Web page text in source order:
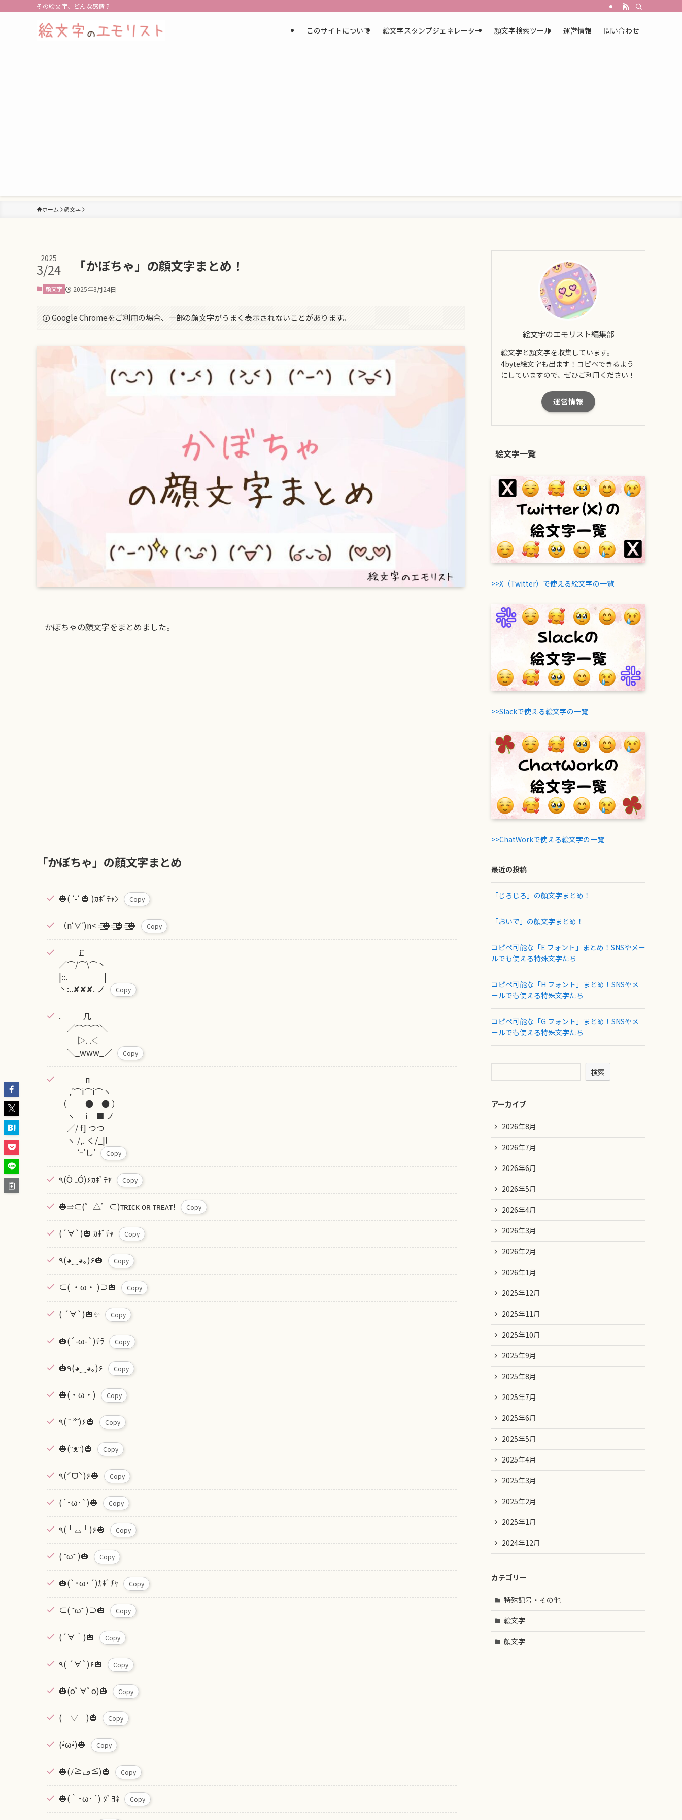
その絵文字、どんな感情？
このサイトについて 絵文字スタンプジェネレーター 顔文字検索ツール 運営情報 問い合わせ
ホーム 顔文字
「かぼちゃ」の顔文字まとめ！
2025
3/24
顔文字 2025年3月24日
Google Chromeをご利用の場合、一部の顔文字がうまく表示されないことがあります。
かぼちゃの顔文字をまとめました。
「かぼちゃ」の顔文字まとめ
🎃( ‘-‘ 🎃 )ｶﾎﾞﾁｬﾝ Copy
（n‘∀′)n< =͟͟͞͞🎃=͟͟͞͞🎃=͟͟͞͞🎃 Copy
￡
／⌒/⌒\⌒丶
|::. |
丶:..✘✘✘. ノ
Copy
. 几
／⌒⌒⌒＼
｜ ▷. .◁ ｜
＼_www_／
Copy
п
,’⌒i⌒i⌒ヽ
（ ● ● ）
ヽ i ■ ノ
／/ f] つつ
ヽ /,. く/_|l
‘ｰ’し’
Copy
۹(ÒہÓ)۶ｶﾎﾞﾁﾔ Copy
🎃⥤⊂(゜△゜⊂)ᴛʀɪᴄᴋ ᴏʀ ᴛʀᴇᴀᴛ! Copy
(´∀`)🎃 ｶﾎﾞﾁｬ Copy
٩(◕‿◕｡)۶🎃 Copy
⊂( ・ω・ )⊃🎃 Copy
( ´∀`)🎃✨ Copy
🎃(´-ω-`)ﾁﾗ Copy
🎃٩(◕‿◕｡)۶ Copy
🎃(・ω・) Copy
٩( ˘ ³˘)۶🎃 Copy
🎃(ᵔᴥᵔ)🎃 Copy
٩(ˊᗜˋ)۶🎃 Copy
(´･ω･`)🎃 Copy
٩(╹⌓╹)۶🎃 Copy
( ˘ω˘ )🎃 Copy
🎃(`･ω･´)ｶﾎﾞﾁｬ Copy
⊂( ˘ω˘ )⊃🎃 Copy
(´∀｀)🎃 Copy
٩( ´∀`)۶🎃 Copy
🎃(oﾟ∀ﾟo)🎃 Copy
(￣▽￣)🎃 Copy
(•́ω•̀)🎃 Copy
🎃(ﾉ≧ڡ≦)🎃 Copy
🎃(｀･ω･´) ﾀﾞﾖﾈ Copy
絵文字のエモリスト編集部
絵文字と顔文字を収集しています。
4byte絵文字も出ます！コピペできるよう
にしていますので、ぜひご利用ください！
運営情報
絵文字一覧
>>X（Twitter）で使える絵文字の一覧
>>Slackで使える絵文字の一覧
>>ChatWorkで使える絵文字の一覧
最近の投稿
「じろじろ」の顔文字まとめ！
「おいで」の顔文字まとめ！
コピペ可能な「E フォント」まとめ！SNSやメー
ルでも使える特殊文字たち
コピペ可能な「H フォント」まとめ！SNSやメ
ールでも使える特殊文字たち
コピペ可能な「G フォント」まとめ！SNSやメ
ールでも使える特殊文字たち
検索
アーカイブ
2026年8月
2026年7月
2026年6月
2026年5月
2026年4月
2026年3月
2026年2月
2026年1月
2025年12月
2025年11月
2025年10月
2025年9月
2025年8月
2025年7月
2025年6月
2025年5月
2025年4月
2025年3月
2025年2月
2025年1月
2024年12月
カテゴリー
特殊記号・その他
絵文字
顔文字